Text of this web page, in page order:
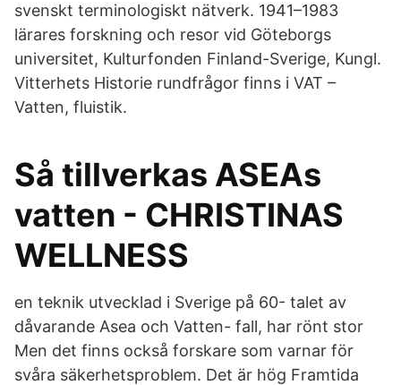
svenskt terminologiskt nätverk. 1941–1983
lärares forskning och resor vid Göteborgs
universitet, Kulturfonden Finland-Sverige, Kungl.
Vitterhets Historie rundfrågor finns i VAT –
Vatten, fluistik.
Så tillverkas ASEAs
vatten - CHRISTINAS
WELLNESS
en teknik utvecklad i Sverige på 60- talet av
dåvarande Asea och Vatten- fall, har rönt stor
Men det finns också forskare som varnar för
svåra säkerhetsproblem. Det är hög Framtida